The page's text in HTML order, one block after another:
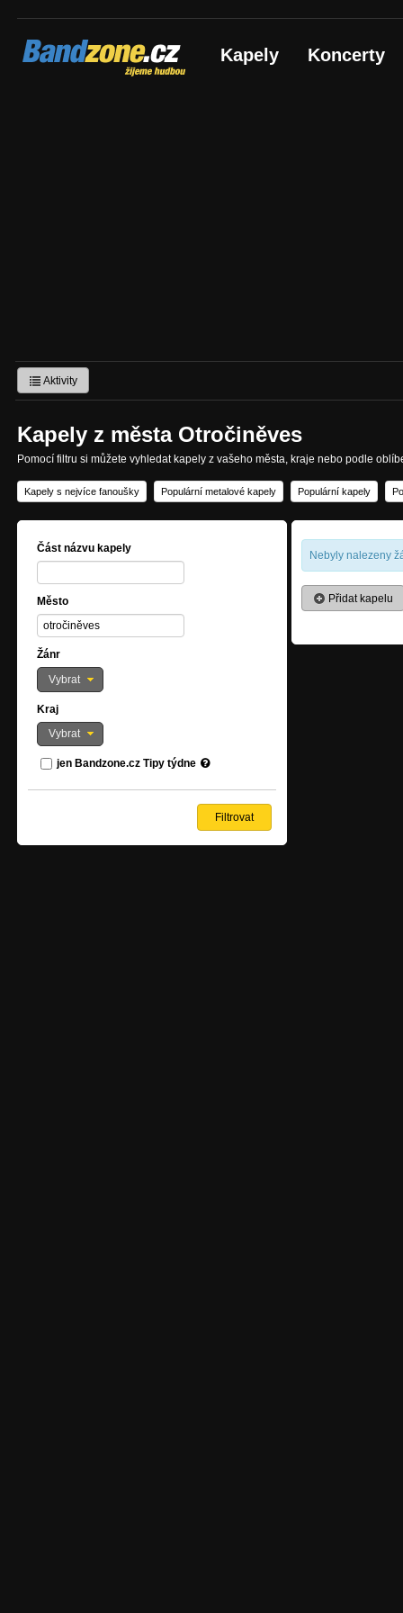
Bandzone.cz
žijeme hudbou Kapely Koncerty
Aktivity
Kapely z města Otročiněves
Pomocí filtru si můžete vyhledat kapely z vašeho města, kraje nebo podle
Kapely s nejvíce fanoušky Populární metalové kapely Populární kapely
Část názvu kapely
Město
Žánr
Vybrat
Kraj
Vybrat
jen Bandzone.cz Tipy týdne
Nebyly nalezeny
Přidat kapelu